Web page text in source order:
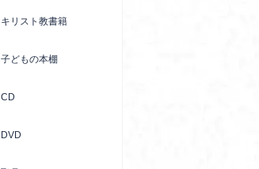
キリスト教書籍
子どもの本棚
CD
DVD